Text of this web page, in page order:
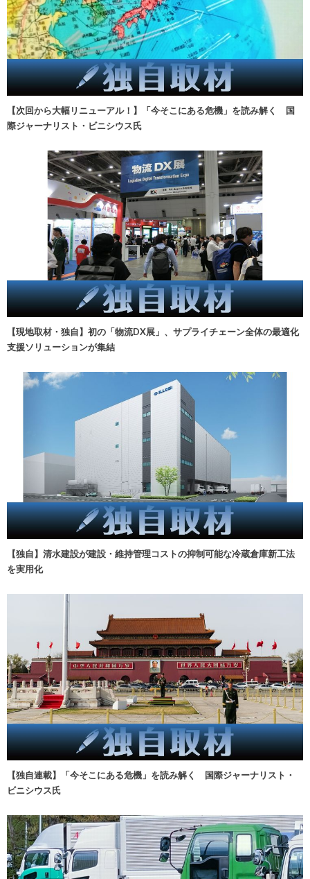
【次回から大幅リニューアル！】「今そこにある危機」を読み解く 国
際ジャーナリスト・ビニシウス氏
【現地取材・独自】初の「物流DX展」、サプライチェーン全体の最適化
支援ソリューションが集結
【独自】清水建設が建設・維持管理コストの抑制可能な冷蔵倉庫新工法
を実用化
【独自連載】「今そこにある危機」を読み解く 国際ジャーナリスト・
ビニシウス氏